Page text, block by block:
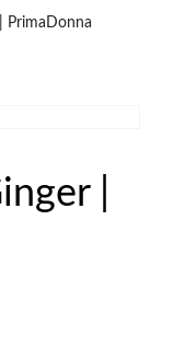
PrimaDonna
|